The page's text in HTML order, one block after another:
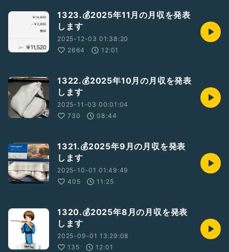
1323.💰2025年11月の月収を発表
します
2025-12-03 01:38:20
2664
12:01
1322.💰2025年10月の月収を発表
します
2025-11-03 00:01:04
730
08:44
1321.💰2025年9月の月収を発表
します
2025-10-01 01:49:49
405
11:25
1320.💰2025年8月の月収を発表
します
2025-09-01 13:29:08
135
12:01